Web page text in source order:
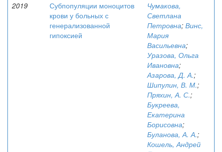
2019
Субпопуляции моноцитов
крови у больных с
генерализованной
гипоксией
Чумакова,
Светлана
Петровна; Винс,
Мария
Васильевна;
Уразова, Ольга
Ивановна;
Азарова, Д. А.;
Шипулин, В. М.;
Пряхин, А. С.;
Букреева,
Екатерина
Борисовна;
Буланова, А. А.;
Кошель, Андрей